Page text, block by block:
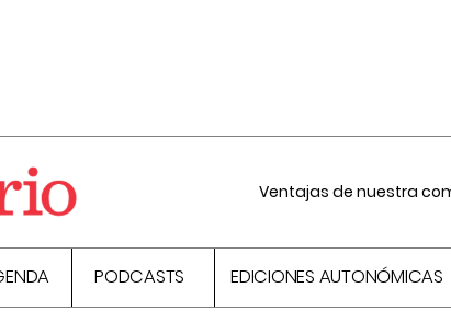
Ventajas de nuestra
PODCASTS EDICIONES AUTONÓMICAS